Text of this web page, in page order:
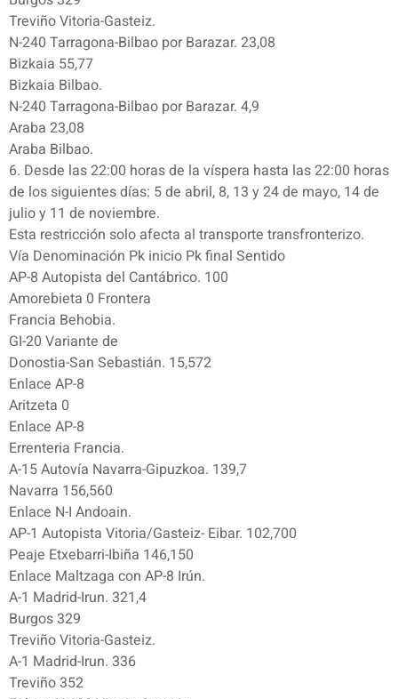
Treviño Vitoria-Gasteiz.
N-240 Tarragona-Bilbao por Barazar. 23,08
Bizkaia 55,77
Bizkaia Bilbao.
N-240 Tarragona-Bilbao por Barazar. 4,9
Araba 23,08
Araba Bilbao.
6. Desde las 22:00 horas de la víspera hasta las 22:00 horas
de los siguientes días: 5 de abril, 8, 13 y 24 de mayo, 14 de
julio y 11 de noviembre.
Esta restricción solo afecta al transporte transfronterizo.
Vía Denominación Pk inicio Pk final Sentido
AP-8 Autopista del Cantábrico. 100
Amorebieta 0 Frontera
Francia Behobia.
GI-20 Variante de
Donostia-San Sebastián. 15,572
Enlace AP-8
Aritzeta 0
Enlace AP-8
Errenteria Francia.
A-15 Autovía Navarra-Gipuzkoa. 139,7
Navarra 156,560
Enlace N-I Andoain.
AP-1 Autopista Vitoria/Gasteiz- Eibar. 102,700
Peaje Etxebarri-Ibiña 146,150
Enlace Maltzaga con AP-8 Irún.
A-1 Madrid-Irun. 321,4
Burgos 329
Treviño Vitoria-Gasteiz.
A-1 Madrid-Irun. 336
Treviño 352